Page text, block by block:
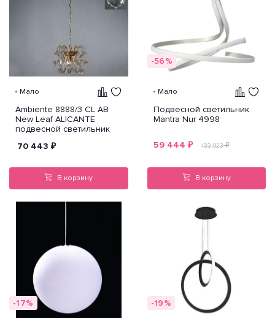
Мало
Ambiente 8888/3 CL AB
New Leaf ALICANTE
подвесной светильник
70 443 ₽
В корзину
-56%
Мало
Подвесной светильник
Mantra Nur 4998
59 444 ₽ 133 923₽
В корзину
-17% -19%